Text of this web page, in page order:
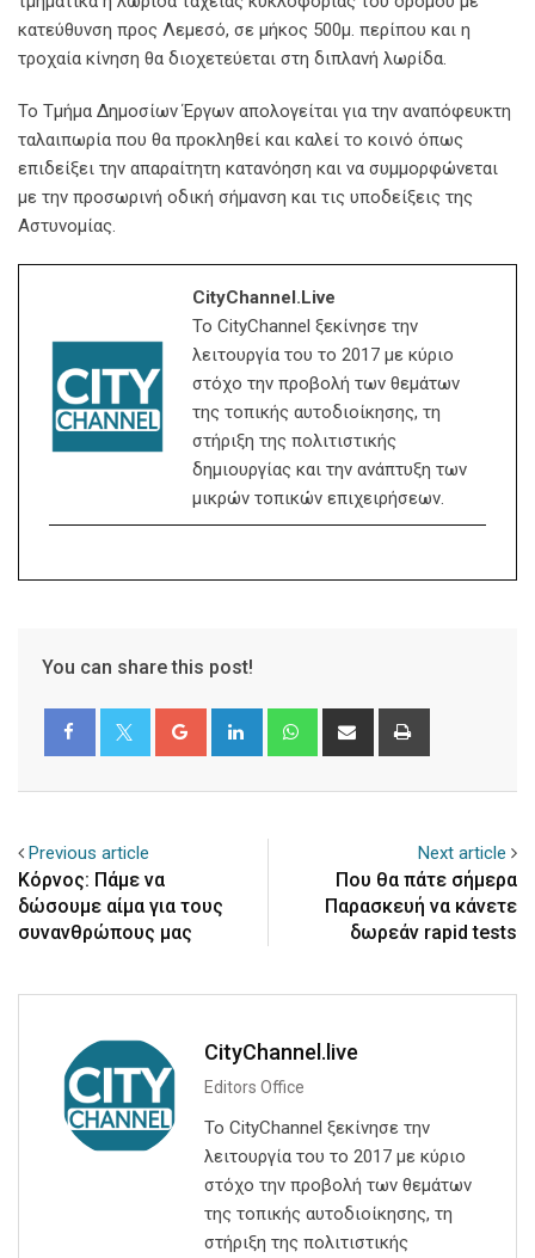
κατεύθυνση προς Λεμεσό, σε μήκος 500μ. περίπου και η
τροχαία κίνηση θα διοχετεύεται στη διπλανή λωρίδα.
Το Τμήμα Δημοσίων Έργων απολογείται για την αναπόφευκτη
ταλαιπωρία που θα προκληθεί και καλεί το κοινό όπως
επιδείξει την απαραίτητη κατανόηση και να συμμορφώνεται
με την προσωρινή οδική σήμανση και τις υποδείξεις της
Αστυνομίας.
CityChannel.live
Το CityChannel ξεκίνησε την
λειτουργία του το 2017 με κύριο
στόχο την προβολή των θεμάτων
της τοπικής αυτοδιοίκησης, τη
στήριξη της πολιτιστικής
δημιουργίας και την ανάπτυξη των
μικρών τοπικών επιχειρήσεων.
You can share this post!
Google+ LinkedIn WhatsappShare
Previous article
Κόρνος: Πάμε να
δώσουμε αίμα για τους
συνανθρώπους μας
Next article
Που θα πάτε σήμερα
Παρασκευή να κάνετε
δωρεάν rapid tests
CityChannel.live
Editors Office
Το CityChannel ξεκίνησε την
λειτουργία του το 2017 με κύριο
στόχο την προβολή των θεμάτων
της τοπικής αυτοδιοίκησης, τη
στήριξη της πολιτιστικής